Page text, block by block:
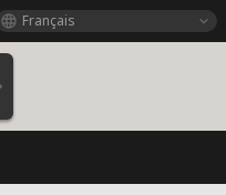
Français